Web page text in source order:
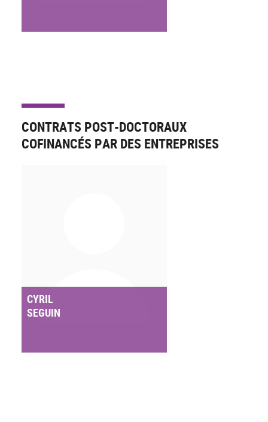
CONTRATS POST-DOCTORAUX
COFINANCÉS PAR DES ENTREPRISES
CYRIL
SEGUIN